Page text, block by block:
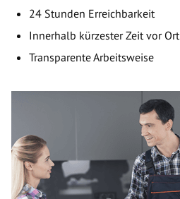
24 Stunden Erreichbarkeit
Innerhalb kürzester Zeit vor Ort
Transparente Arbeitsweise